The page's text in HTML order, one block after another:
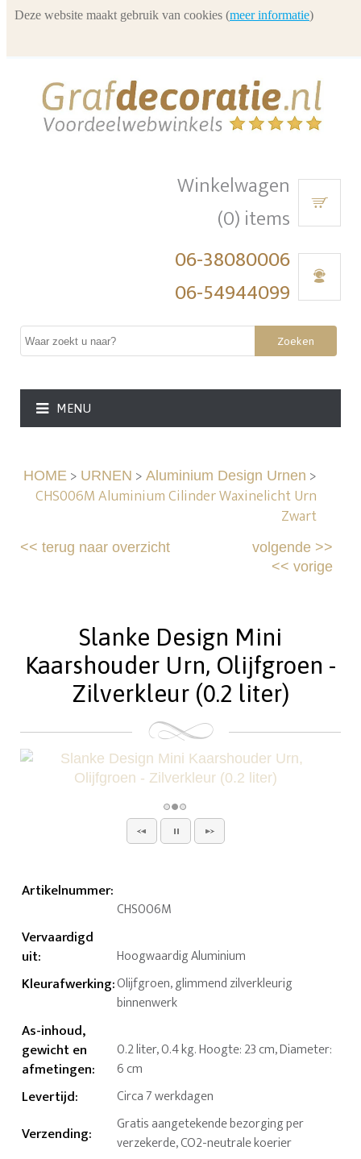
Winkelwagen
(0) items
06-38080006
06-54944099
Zoeken
MENU
HOME> URNEN > Aluminium Design Urnen >
CHS006M Aluminium Cilinder Waxinelicht Urn
Zwart
<<terug naar overzicht volgende>>
<< vorige
Slanke Design Mini
Kaarshouder Urn, Olijfgroen -
Zilverkleur (0.2 liter)
Artikelnummer:
CHS006M
Vervaardigd
uit: Hoogwaardig Aluminium
Kleurafwerking:Olijfgroen, glimmend zilverkleurig
binnenwerk
As-inhoud,
gewicht en
afmetingen:
0.2 liter, 0.4 kg. Hoogte: 23 cm, Diameter:
6 cm
Levertijd: Circa 7 werkdagen
Verzending:
Gratis aangetekende bezorging per
verzekerde, CO2-neutrale koerier
Deze website maakt gebruik van cookies (meer informatie)